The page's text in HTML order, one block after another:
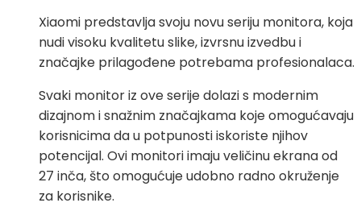
Xiaomi predstavlja svoju novu seriju monitora, koja
nudi visoku kvalitetu slike, izvrsnu izvedbu i
značajke prilagođene potrebama profesionalaca.
Svaki monitor iz ove serije dolazi s modernim
dizajnom i snažnim značajkama koje omogućavaju
korisnicima da u potpunosti iskoriste njihov
potencijal. Ovi monitori imaju veličinu ekrana od
27 inča, što omogućuje udobno radno okruženje
za korisnike.